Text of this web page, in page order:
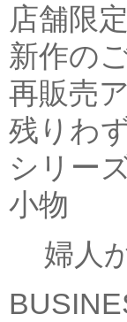
店舗限
新作の
再販売
残りわ
シリー
小物
婦人